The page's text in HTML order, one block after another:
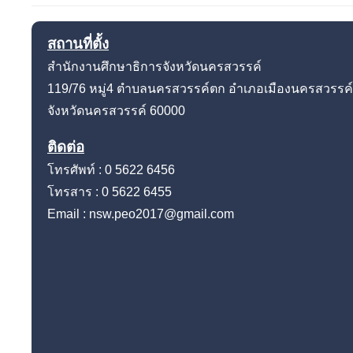
สถานที่ตั้ง
สำนักงานศึกษาธิการจังหวัดนครสวรรค์
119/76 หมู่4 ตำบลนครสวรรค์ตก อำเภอเมืองนครสวรรค์
จังหวัดนครสวรรค์ 60000
ติดต่อ
โทรศัพท์ : 0 5622 6456
โทรสาร : 0 5622 6455
Email : nsw.peo2017@gmail.com